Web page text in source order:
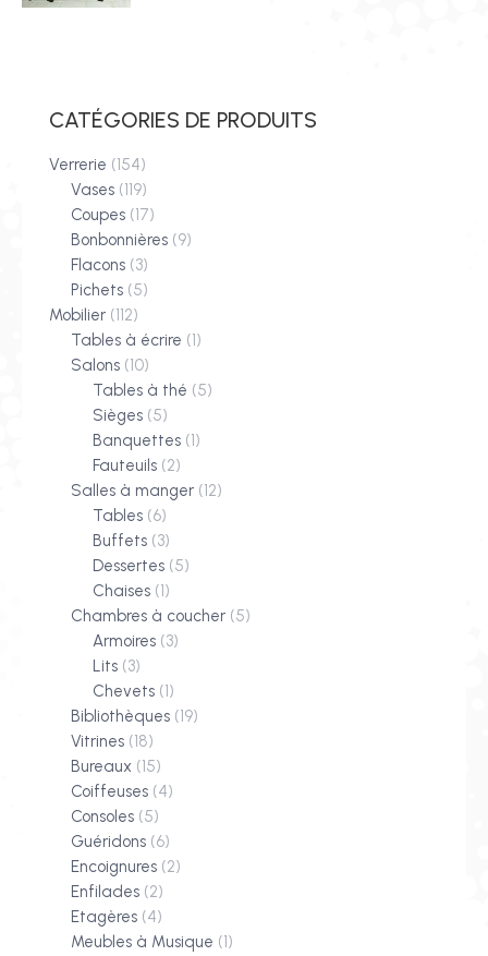
CATÉGORIES DE PRODUITS
Verrerie (154)
Vases (119)
Coupes (17)
Bonbonnières (9)
Flacons (3)
Pichets (5)
Mobilier (112)
Tables à écrire (1)
Salons (10)
Tables à thé (5)
Sièges (5)
Banquettes (1)
Fauteuils (2)
Salles à manger (12)
Tables (6)
Buffets (3)
Dessertes (5)
Chaises (1)
Chambres à coucher (5)
Armoires (3)
Lits (3)
Chevets (1)
Bibliothèques (19)
Vitrines (18)
Bureaux (15)
Coiffeuses (4)
Consoles (5)
Guéridons (6)
Encoignures (2)
Enfilades (2)
Etagères (4)
Meubles à Musique (1)